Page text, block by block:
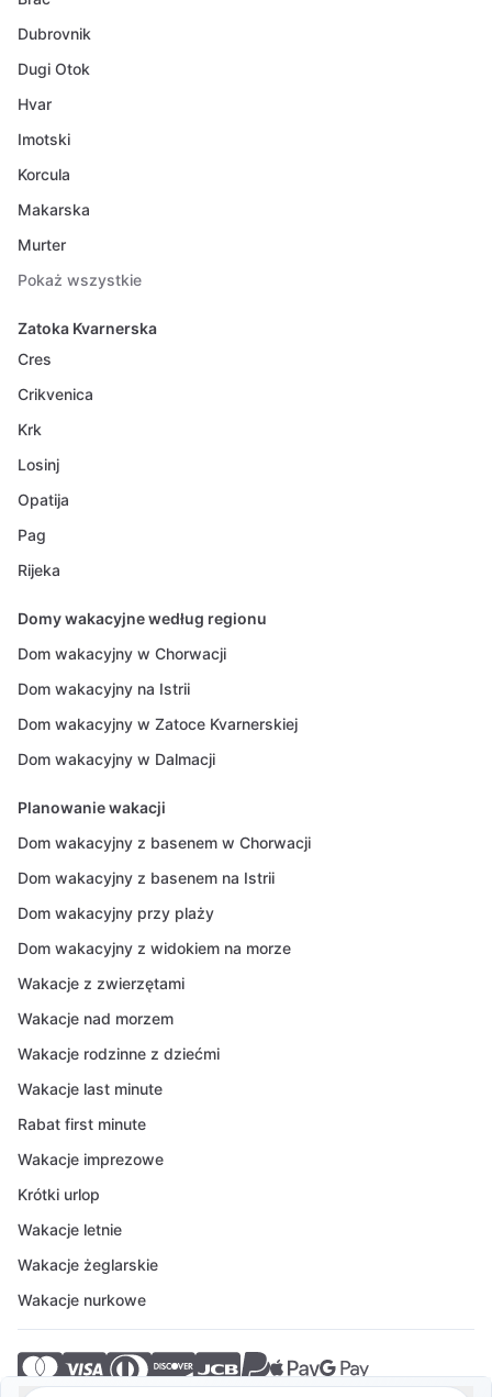
Dubrovnik
Dugi Otok
Hvar
Imotski
Korcula
Makarska
Murter
Pokaż wszystkie
Zatoka Kvarnerska
Cres
Crikvenica
Krk
Losinj
Opatija
Pag
Rijeka
Domy wakacyjne według regionu
Dom wakacyjny w Chorwacji
Dom wakacyjny na Istrii
Dom wakacyjny w Zatoce Kvarnerskiej
Dom wakacyjny w Dalmacji
Planowanie wakacji
Dom wakacyjny z basenem w Chorwacji
Dom wakacyjny z basenem na Istrii
Dom wakacyjny przy plaży
Dom wakacyjny z widokiem na morze
Wakacje z zwierzętami
Wakacje nad morzem
Wakacje rodzinne z dziećmi
Wakacje last minute
Rabat first minute
Wakacje imprezowe
Krótki urlop
Wakacje letnie
Wakacje żeglarskie
Wakacje nurkowe